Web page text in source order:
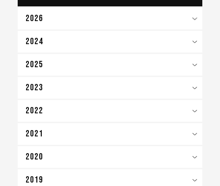
2026
2024
2025
2023
2022
2021
2020
2019